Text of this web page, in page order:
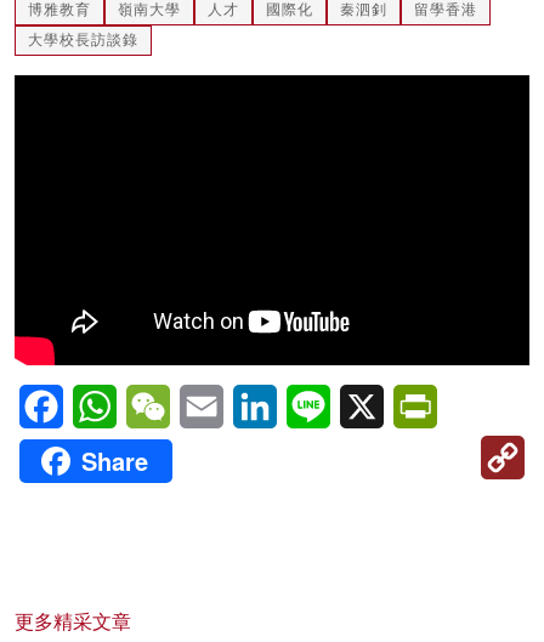
博雅教育 嶺南大學 人才 國際化 秦泗釗
留學香港
大學校長訪談錄
FacebookWhatsAppWeChatEmail LinkedInLine X
Share
更多精采文章